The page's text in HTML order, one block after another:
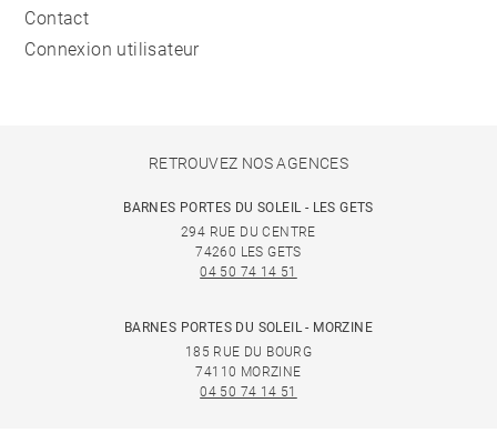
Contact
Connexion utilisateur
RETROUVEZ NOS AGENCES
BARNES PORTES DU SOLEIL - LES GETS
294 RUE DU CENTRE
74260 LES GETS
04 50 74 14 51
BARNES PORTES DU SOLEIL - MORZINE
185 RUE DU BOURG
74110 MORZINE
04 50 74 14 51